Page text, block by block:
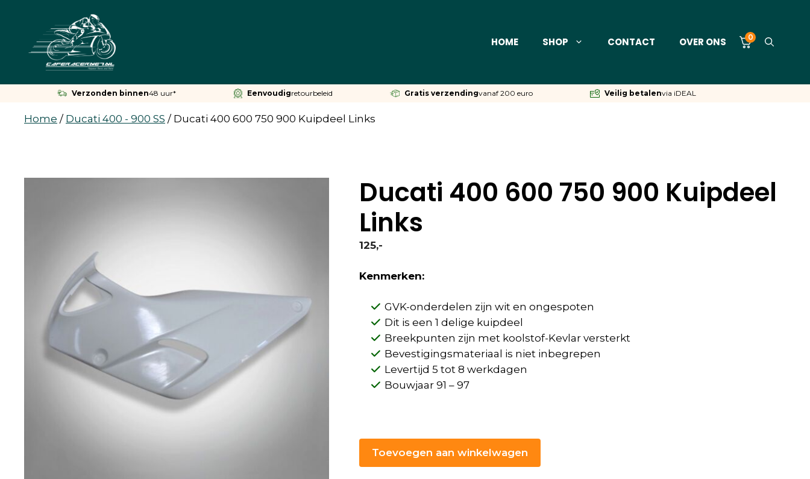
inhoud
HOME SHOP CONTACT OVER ONS 0
Verzonden binnen48 uur* Eenvoudigretourbeleid Gratis verzendingvanaf 200 euro Veilig betalenvia iDEAL
Home / Ducati 400 - 900 SS / Ducati 400 600 750 900 Kuipdeel Links
Ducati 400 600 750 900 Kuipdeel
Links
125,-
Kenmerken:
GVK-onderdelen zijn wit en ongespoten
Dit is een 1 delige kuipdeel
Breekpunten zijn met koolstof-Kevlar versterkt
Bevestigingsmateriaal is niet inbegrepen
Levertijd 5 tot 8 werkdagen
Bouwjaar 91 – 97
Toevoegen aan winkelwagen